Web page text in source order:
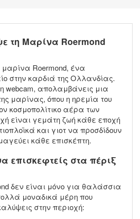
τη Μαρίνα Roermond
Roermond, ένα
στην καρδιά της Ολλανδίας.
webcam, απολαμβάνεις μια
μαρίνας, όπου η ηρεμία του
κοσμοπολίτικο αέρα των
είναι γεμάτη ζωή κάθε εποχή
και γιοτ να προσδίδουν
κάθε επισκέπτη.
επισκεφτείς στα πέριξ
δεν είναι μόνο για θαλάσσια
μοναδικά μέρη που
στην περιοχή: